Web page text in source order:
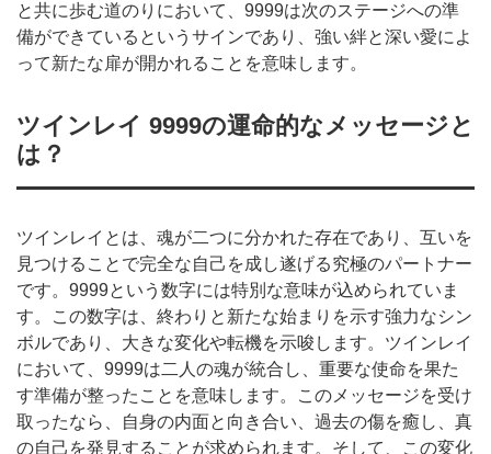
と共に歩む道のりにおいて、9999は次のステージへの準
備ができているというサインであり、強い絆と深い愛によ
って新たな扉が開かれることを意味します。
ツインレイ 9999の運命的なメッセージと
は？
ツインレイとは、魂が二つに分かれた存在であり、互いを
見つけることで完全な自己を成し遂げる究極のパートナー
です。9999という数字には特別な意味が込められていま
す。この数字は、終わりと新たな始まりを示す強力なシン
ボルであり、大きな変化や転機を示唆します。ツインレイ
において、9999は二人の魂が統合し、重要な使命を果た
す準備が整ったことを意味します。このメッセージを受け
取ったなら、自身の内面と向き合い、過去の傷を癒し、真
の自己を発見することが求められます。そして、この変化